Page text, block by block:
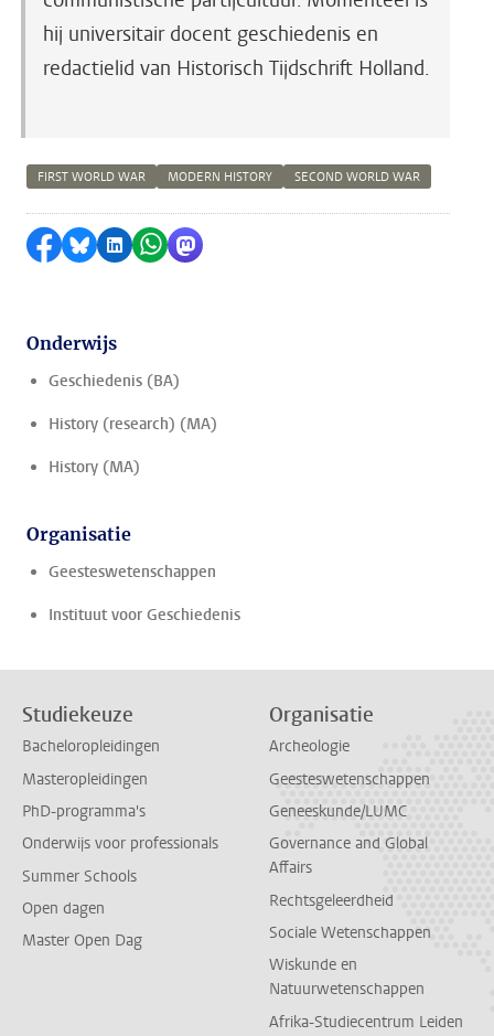
hij universitair docent geschiedenis en
redactielid van Historisch Tijdschrift Holland.
FIRST WORLD WAR MODERN HISTORY SECOND WORLD WAR
Delen op Facebook
Delen via Bluesky
Delen op LinkedIn
Delen via WhatsApp
Delen via Mastodon
Onderwijs
Geschiedenis (BA)
History (research) (MA)
History (MA)
Organisatie
Geesteswetenschappen
Instituut voor Geschiedenis
Studiekeuze
Bacheloropleidingen
Masteropleidingen
PhD-programma's
Onderwijs voor professionals
Summer Schools
Open dagen
Master Open Dag
Organisatie
Archeologie
Geesteswetenschappen
Geneeskunde/LUMC
Governance and Global
Affairs
Rechtsgeleerdheid
Sociale Wetenschappen
Wiskunde en
Natuurwetenschappen
Afrika-Studiecentrum Leiden